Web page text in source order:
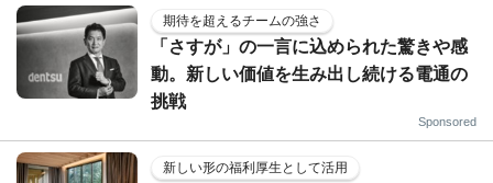
期待を超えるチームの強さ
「さすが」の一言に込められた驚きや感
動。新しい価値を生み出し続ける電通の
挑戦
Sponsored
新しい形の福利厚生として活用